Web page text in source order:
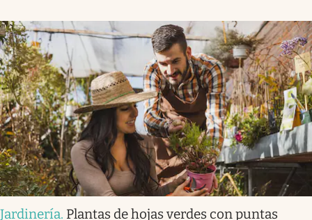
Jardinería. Plantas de hojas verdes con puntas